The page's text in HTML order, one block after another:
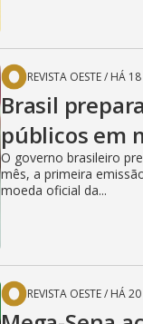
REVISTA OESTE/ HÁ
Brasil
públicos em
O governo brasileiro
mês, a primeira
moeda oficial da...
REVISTA OESTE/ HÁ